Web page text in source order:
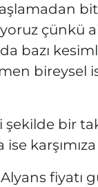
çünkü
bazı
bireysel
şekilde bir
fiyatı